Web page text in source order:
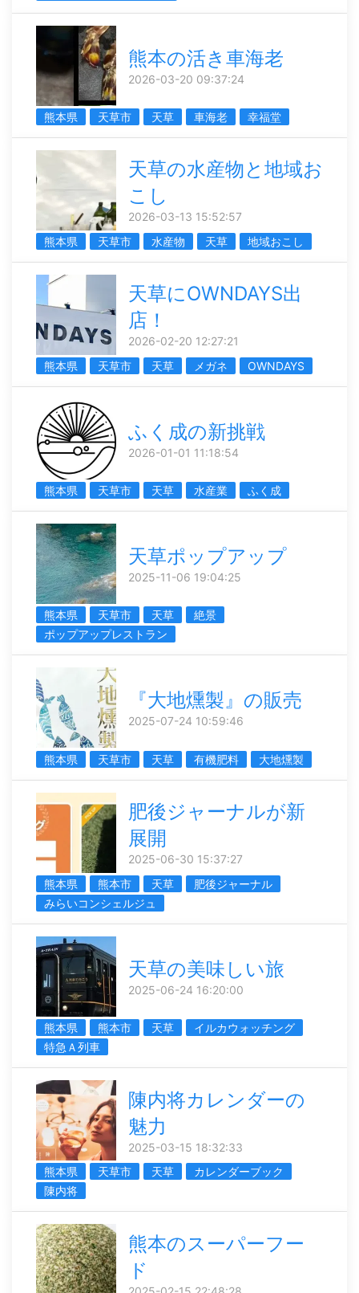
熊本の活き車海老
2026-03-20 09:37:24
熊本県 天草市 天草 車海老 幸福堂
天草の水産物と地域お
こし
2026-03-13 15:52:57
熊本県
天草市 水産物 天草 地域おこし
天草にOWNDAYS出
店！
2026-02-20 12:27:21
熊本県
天草市 天草 メガネ OWNDAYS
ふく成の新挑戦
2026-01-01 11:18:54
熊本県 天草市 天草 水産業 ふく成
天草ポップアップ
2025-11-06 19:04:25
熊本県 天草市 天草
絶景
ポップアップレストラン
『大地燻製』の販売
2025-07-24 10:59:46
熊本県 天草市 天草 有機肥料 大地燻製
肥後ジャーナルが新
展開
2025-06-30 15:37:27
熊本県
熊本市 天草
肥後ジャーナル
みらいコンシェルジュ
天草の美味しい旅
2025-06-24 16:20:00
熊本県 熊本市 天草
イルカウォッチング
特急Ａ列車
陳内将カレンダーの
魅力
2025-03-15 18:32:33
熊本県
天草市 天草
カレンダーブック
陳内将
熊本のスーパーフー
ド